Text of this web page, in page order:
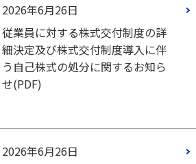
2026年6月26日
従業員に対する株式交付制度の詳
細決定及び株式交付制度導入に伴
う自己株式の処分に関するお知ら
せ(PDF)
2026年6月26日